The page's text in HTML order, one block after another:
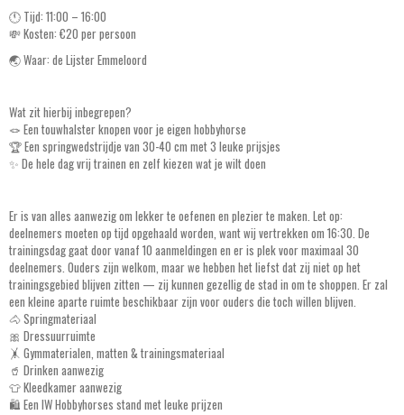
🕚 Tijd: 11:00 – 16:00
💸 Kosten: €20 per persoon
🌏 Waar: de Lijster Emmeloord
Wat zit hierbij inbegrepen?
🪢 Een touwhalster knopen voor je eigen hobbyhorse
🏆 Een springwedstrijdje van 30-40 cm met 3 leuke prijsjes
✨ De hele dag vrij trainen en zelf kiezen wat je wilt doen
Er is van alles aanwezig om lekker te oefenen en plezier te maken. Let op:
deelnemers moeten op tijd opgehaald worden, want wij vertrekken om 16:30. De
trainingsdag gaat door vanaf 10 aanmeldingen en er is plek voor maximaal 30
deelnemers. Ouders zijn welkom, maar we hebben het liefst dat zij niet op het
trainingsgebied blijven zitten — zij kunnen gezellig de stad in om te shoppen. Er zal
een kleine aparte ruimte beschikbaar zijn voor ouders die toch willen blijven.
🐴 Springmateriaal
🎀 Dressuurruimte
🤸 Gymmaterialen, matten & trainingsmateriaal
🥤 Drinken aanwezig
👕 Kleedkamer aanwezig
🛍️ Een IW Hobbyhorses stand met leuke prijzen